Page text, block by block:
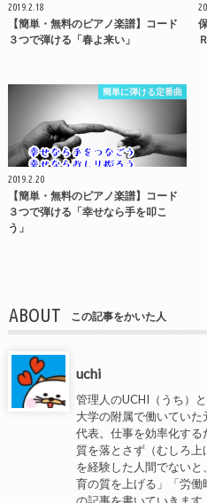
2019.2.18
【簡単・無料のピアノ楽譜】コード
３つで弾ける「春よ来い」
簡単に弾ける定番曲
2019.2.20
【簡単・無料のピアノ楽譜】コード
３つで弾ける「幸せなら手を叩こ
う」
ABOUT この記事をかいた人
uchi
管理人のUCHI（うち）
大学の附属で働いてい
代表。仕事を効率化す
質を落とさず（むしろ
を経験した人間でない
育の質を上げる」「労